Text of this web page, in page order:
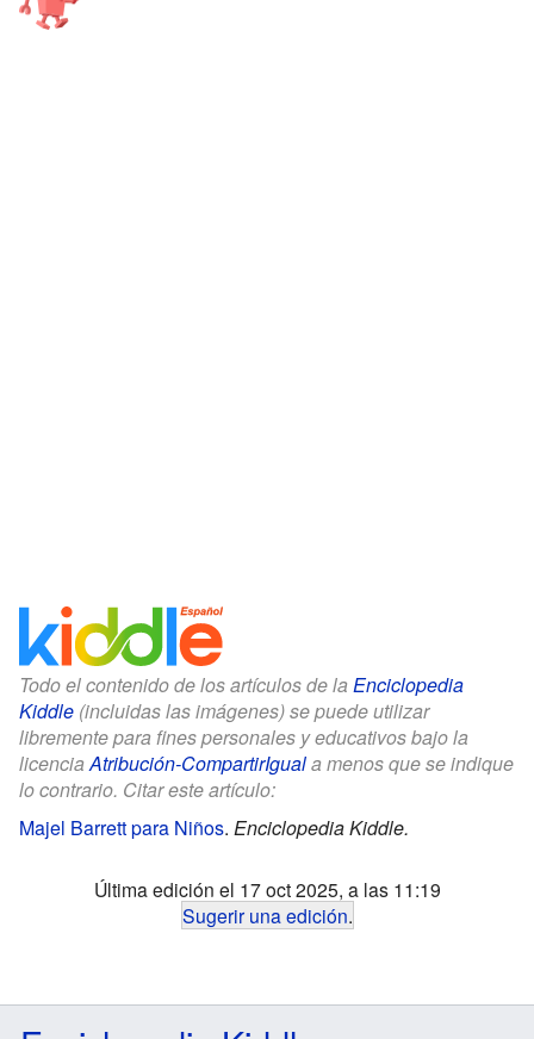
Todo el contenido de los artículos de la Enciclopedia
Kiddle (incluidas las imágenes) se puede utilizar
libremente para fines personales y educativos bajo la
licenciaAtribución-CompartirIguala menos que se indique
lo contrario. Citar este artículo:
Majel Barrett para Niños. Enciclopedia Kiddle.
Última edición el 17 oct 2025, a las 11:19
Sugerir una edición.